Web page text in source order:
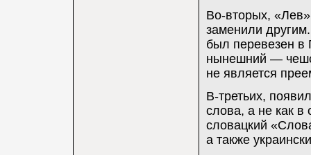
Во-вторых,
заменили
был перевезен в
нынешний —
не является
В-третьих,
слова, а не как в
словацкий
а также